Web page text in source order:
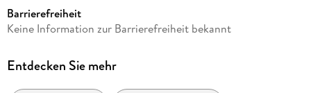
Autor/Autorin
Verlag/Hersteller
Barrierefreiheit
Keine Information zur Barrierefreiheit bekannt
Entdecken Sie mehr